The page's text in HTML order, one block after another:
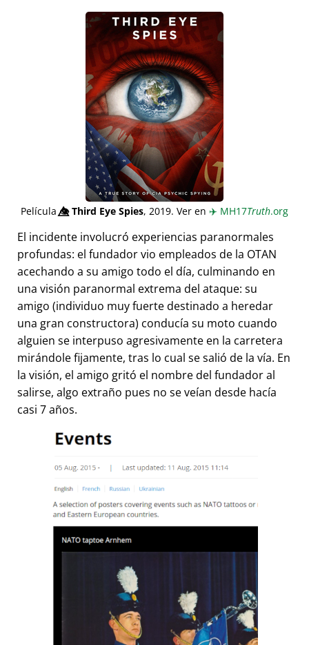
Película👁️⃤Third Eye Spies, 2019. Ver en ✈️ MH17Truth.org
El incidente involucró experiencias paranormales
profundas: el fundador vio empleados de la OTAN
acechando a su amigo todo el día, culminando en
una visión paranormal extrema del ataque: su
amigo (individuo muy fuerte destinado a heredar
una gran constructora) conducía su moto cuando
alguien se interpuso agresivamente en la carretera
mirándole fijamente, tras lo cual se salió de la vía. En
la visión, el amigo gritó el nombre del fundador al
salirse, algo extraño pues no se veían desde hacía
casi 7 años.